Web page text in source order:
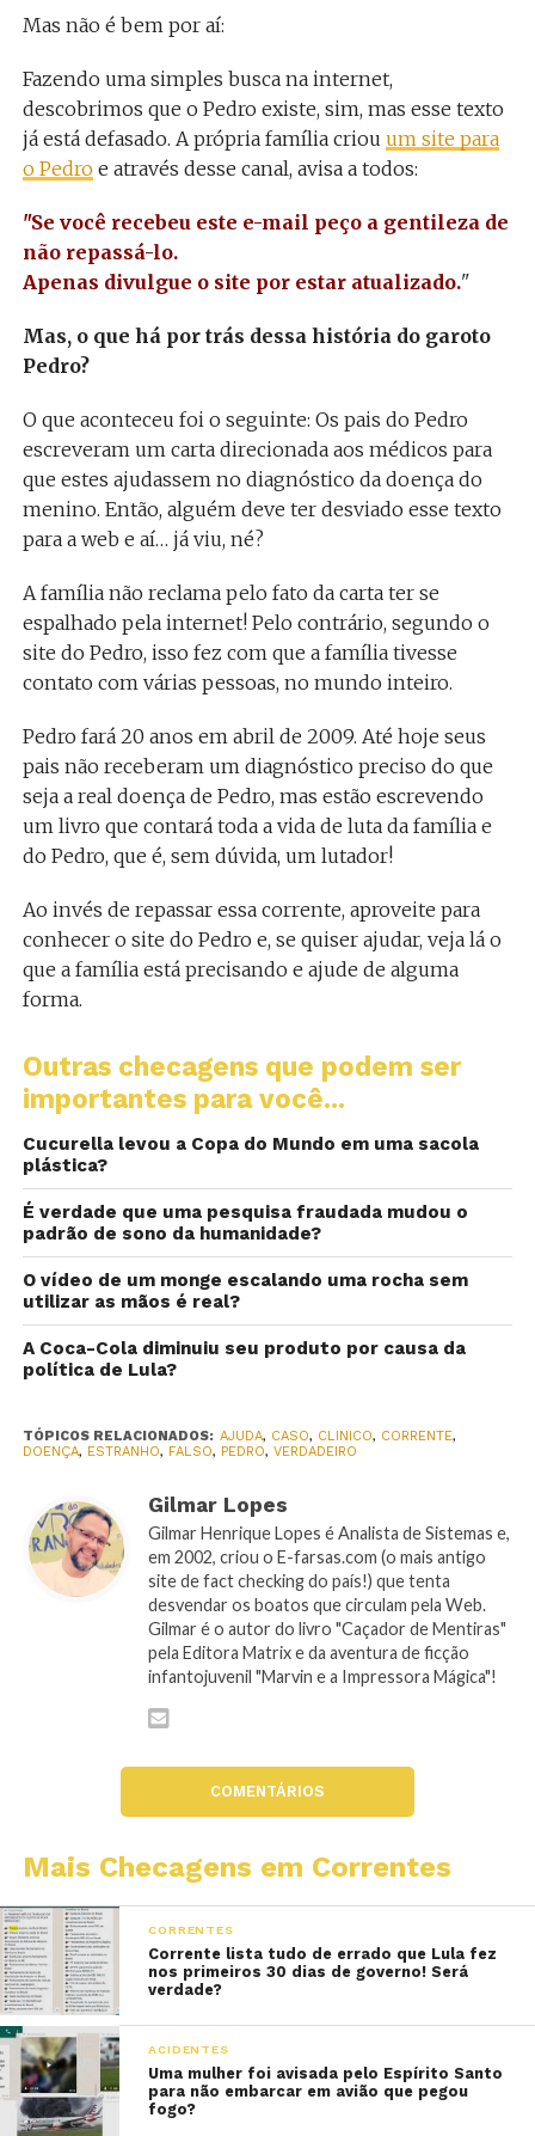
Mas não é bem por aí:
Fazendo uma simples busca na internet,
descobrimos que o Pedro existe, sim, mas esse texto
já está defasado. A própria família criou um site para
o Pedroe através desse canal, avisa a todos:
"Se você recebeu este e-mail peço a gentileza de
não repassá-lo.
Apenas divulgue o site por estar atualizado."
Mas, o que há por trás dessa história do garoto
Pedro?
O que aconteceu foi o seguinte: Os pais do Pedro
escreveram um carta direcionada aos médicos para
que estes ajudassem no diagnóstico da doença do
menino. Então, alguém deve ter desviado esse texto
para a web e aí… já viu, né?
A família não reclama pelo fato da carta ter se
espalhado pela internet! Pelo contrário, segundo o
site do Pedro, isso fez com que a família tivesse
contato com várias pessoas, no mundo inteiro.
Pedro fará 20 anos em abril de 2009. Até hoje seus
pais não receberam um diagnóstico preciso do que
seja a real doença de Pedro, mas estão escrevendo
um livro que contará toda a vida de luta da família e
do Pedro, que é, sem dúvida, um lutador!
Ao invés de repassar essa corrente, aproveite para
conhecer o site do Pedro e, se quiser ajudar, veja lá o
que a família está precisando e ajude de alguma
forma.
Outras checagens que podem ser
importantes para você...
Cucurella levou a Copa do Mundo em uma sacola
plástica?
É verdade que uma pesquisa fraudada mudou o
padrão de sono da humanidade?
O vídeo de um monge escalando uma rocha sem
utilizar as mãos é real?
A Coca-Cola diminuiu seu produto por causa da
política de Lula?
TÓPICOS RELACIONADOS: AJUDA, CASO, CLINICO, CORRENTE,
DOENÇA, ESTRANHO, FALSO, PEDRO, VERDADEIRO
Gilmar Lopes
Gilmar Henrique Lopes é Analista de Sistemas e,
em 2002, criou o E-farsas.com (o mais antigo
site de fact checking do país!) que tenta
desvendar os boatos que circulam pela Web.
Gilmar é o autor do livro "Caçador de Mentiras"
pela Editora Matrix e da aventura de ficção
infantojuvenil "Marvin e a Impressora Mágica"!
COMENTÁRIOS
Mais Checagens em Correntes
CORRENTES
Corrente lista tudo de errado que Lula fez
nos primeiros 30 dias de governo! Será
verdade?
ACIDENTES
Uma mulher foi avisada pelo Espírito Santo
para não embarcar em avião que pegou
fogo?